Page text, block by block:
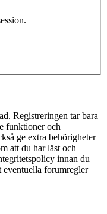
Registreringen tar bara
funktioner och
ge extra behörigheter
att du har läst och
innan du
eventuella forumregler